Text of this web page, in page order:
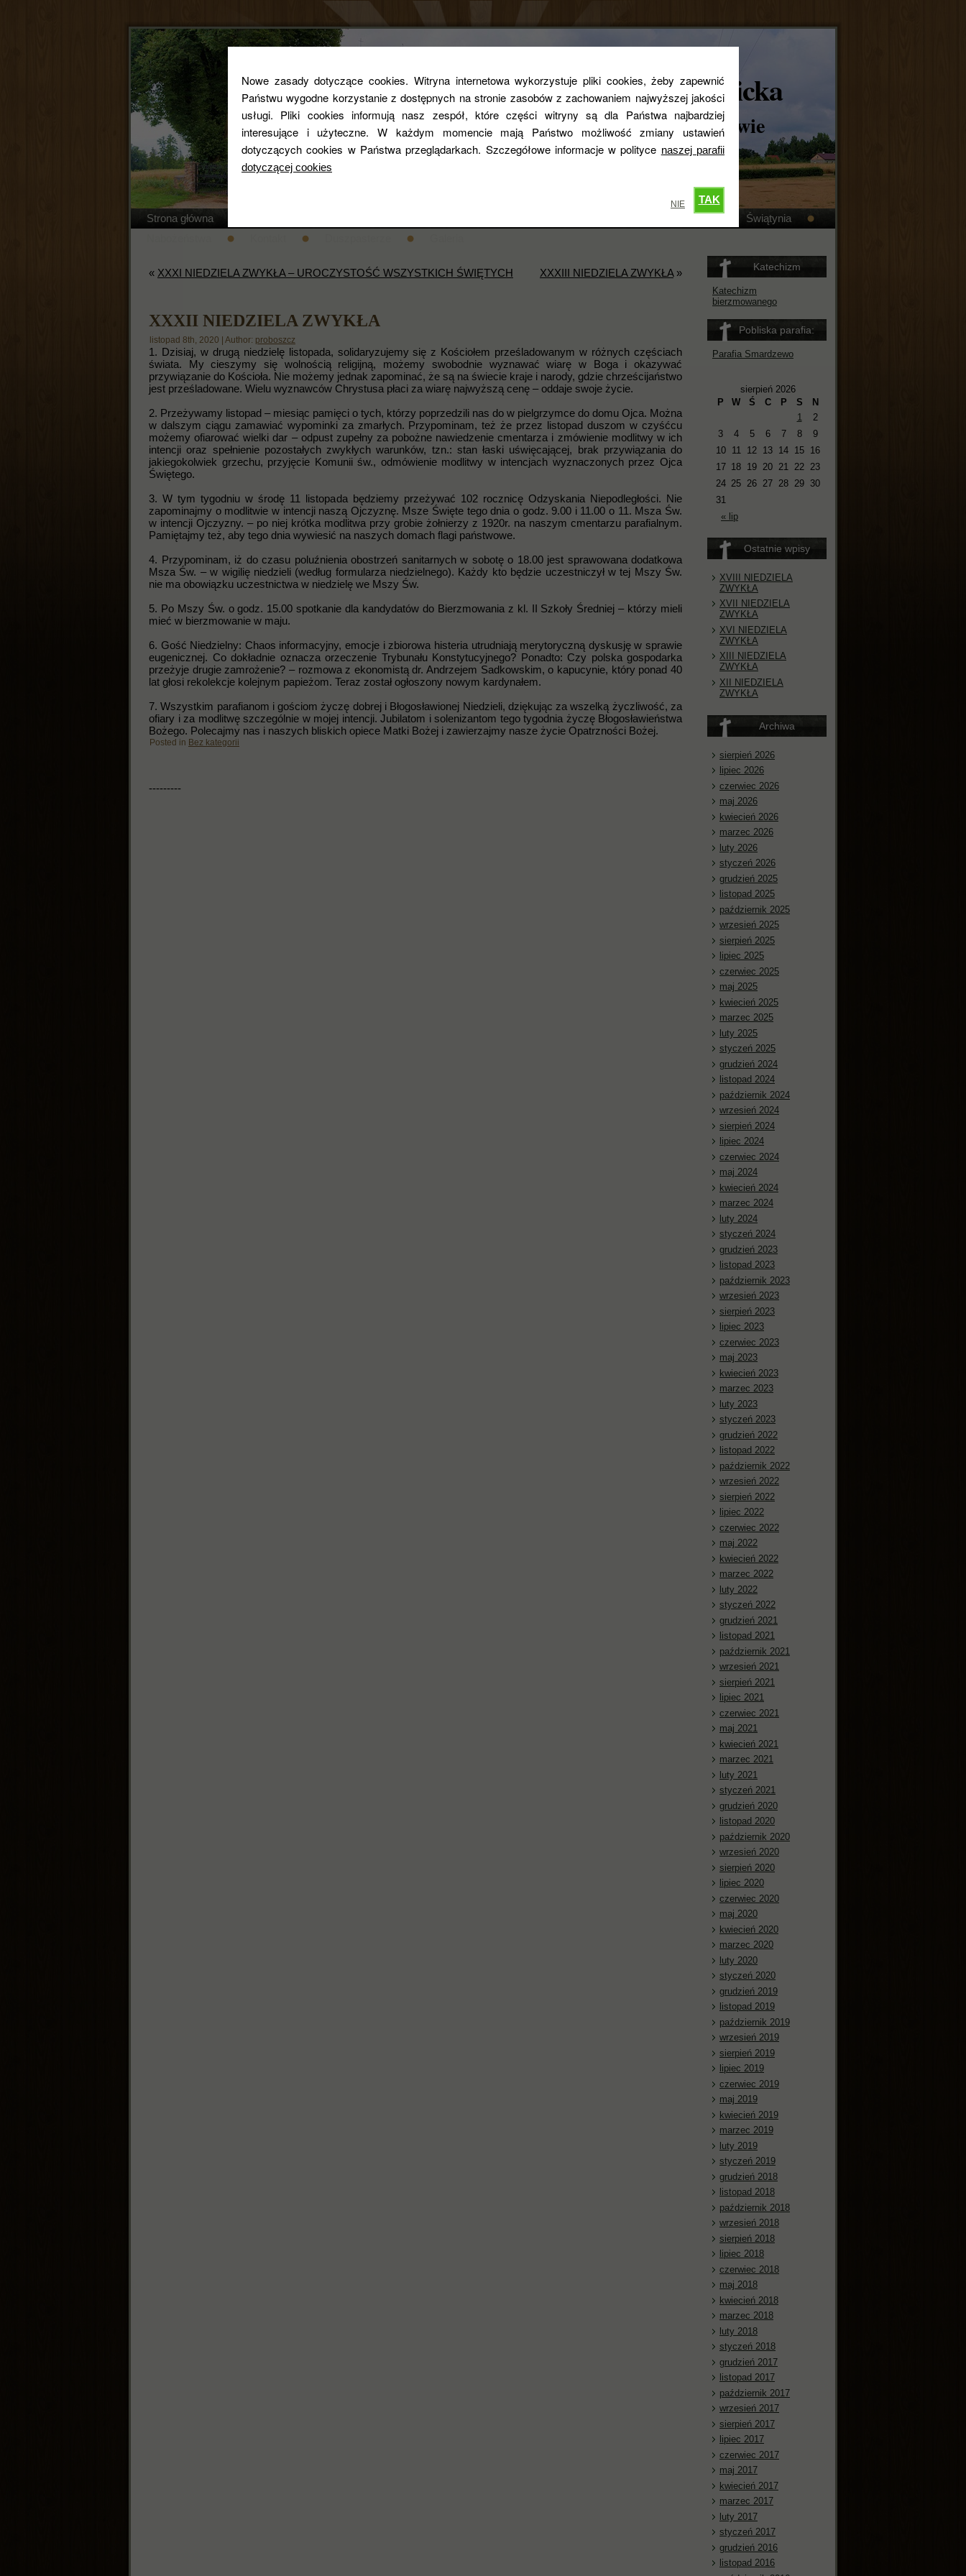
Nowe zasady dotyczące cookies. Witryna internetowa wykorzystuje pliki cookies, żeby zapewnić
Państwu wygodne korzystanie z dostępnych na stronie zasobów z zachowaniem najwyższej jakości
usługi. Pliki cookies informują nasz zespół, które części witryny są dla Państwa najbardziej
interesujące i użyteczne. W każdym momencie mają Państwo możliwość zmiany ustawień
dotyczących cookies w Państwa przeglądarkach. Szczegółowe informacje w polityce naszej parafii
dotyczącej cookies
TAK
NIE
Parafia rzymskokatolicka
pw. Św. Zygmunta w Królewie
Strona główna
Świątynia
« XXXI NIEDZIELA ZWYKŁA – UROCZYSTOŚĆ WSZYSTKICH ŚWIĘTYCH XXXIII NIEDZIELA ZWYKŁA»
XXXII NIEDZIELA ZWYKŁA
listopad 8th, 2020 | Author: proboszcz
1. Dzisiaj, w drugą niedzielę listopada, solidaryzujemy się z Kościołem prześladowanym w różnych częściach
świata. My cieszymy się wolnością religijną, możemy swobodnie wyznawać wiarę w Boga i okazywać
przywiązanie do Kościoła. Nie możemy jednak zapominać, że są na świecie kraje i narody, gdzie chrześcijaństwo
jest prześladowane. Wielu wyznawców Chrystusa płaci za wiarę najwyższą cenę – oddaje swoje życie.
2. Przeżywamy listopad – miesiąc pamięci o tych, którzy poprzedzili nas do w pielgrzymce do domu Ojca. Można
w dalszym ciągu zamawiać wypominki za zmarłych. Przypominam, też że przez listopad duszom w czyśćcu
możemy ofiarować wielki dar – odpust zupełny za pobożne nawiedzenie cmentarza i zmówienie modlitwy w ich
intencji oraz spełnienie pozostałych zwykłych warunków, tzn.: stan łaski uświęcającej, brak przywiązania do
jakiegokolwiek grzechu, przyjęcie Komunii św., odmówienie modlitwy w intencjach wyznaczonych przez Ojca
Świętego.
3. W tym tygodniu w środę 11 listopada będziemy przeżywać 102 rocznicę Odzyskania Niepodległości. Nie
zapominajmy o modlitwie w intencji naszą Ojczyznę. Msze Święte tego dnia o godz. 9.00 i 11.00 o 11. Msza Św.
w intencji Ojczyzny. – po niej krótka modlitwa przy grobie żołnierzy z 1920r. na naszym cmentarzu parafialnym.
Pamiętajmy też, aby tego dnia wywiesić na naszych domach flagi państwowe.
4. Przypominam, iż do czasu poluźnienia obostrzeń sanitarnych w sobotę o 18.00 jest sprawowana dodatkowa
Msza Św. – w wigilię niedzieli (według formularza niedzielnego). Każdy kto będzie uczestniczył w tej Mszy Św.
nie ma obowiązku uczestnictwa w niedzielę we Mszy Św.
5. Po Mszy Św. o godz. 15.00 spotkanie dla kandydatów do Bierzmowania z kl. II Szkoły Średniej – którzy mieli
mieć w bierzmowanie w maju.
6. Gość Niedzielny: Chaos informacyjny, emocje i zbiorowa histeria utrudniają merytoryczną dyskusję w sprawie
eugenicznej. Co dokładnie oznacza orzeczenie Trybunału Konstytucyjnego? Ponadto: Czy polska gospodarka
przeżyje drugie zamrożenie? – rozmowa z ekonomistą dr. Andrzejem Sadkowskim, o kapucynie, który ponad 40
lat głosi rekolekcje kolejnym papieżom. Teraz został ogłoszony nowym kardynałem.
7. Wszystkim parafianom i gościom życzę dobrej i Błogosławionej Niedzieli, dziękując za wszelką życzliwość, za
ofiary i za modlitwę szczególnie w mojej intencji. Jubilatom i solenizantom tego tygodnia życzę Błogosławieństwa
Bożego. Polecajmy nas i naszych bliskich opiece Matki Bożej i zawierzajmy nasze życie Opatrzności Bożej.
Posted in Bez kategorii
---------
Katechizm
Katechizm
bierzmowanego
Pobliska parafia:
Parafia Smardzewo
sierpień 2026
P
W Ś C P S N
« lip
1
2
3
4 5 6 7 8
9
10
11 12 13 14 15 16
17 18 19 20 21 22 23
24 25 26 27 28 29 30
31
Ostatnie wpisy
XVIII NIEDZIELA
ZWYKŁA
XVII NIEDZIELA
ZWYKŁA
XVI NIEDZIELA
ZWYKŁA
XIII NIEDZIELA
ZWYKŁA
XII NIEDZIELA
ZWYKŁA
Archiwa
sierpień 2026
lipiec 2026
czerwiec 2026
maj 2026
kwiecień 2026
marzec 2026
luty 2026
styczeń 2026
grudzień 2025
listopad 2025
październik 2025
wrzesień 2025
sierpień 2025
lipiec 2025
czerwiec 2025
maj 2025
kwiecień 2025
marzec 2025
luty 2025
styczeń 2025
grudzień 2024
listopad 2024
październik 2024
wrzesień 2024
sierpień 2024
lipiec 2024
czerwiec 2024
maj 2024
kwiecień 2024
marzec 2024
luty 2024
styczeń 2024
grudzień 2023
listopad 2023
październik 2023
wrzesień 2023
sierpień 2023
lipiec 2023
czerwiec 2023
maj 2023
kwiecień 2023
marzec 2023
luty 2023
styczeń 2023
grudzień 2022
listopad 2022
październik 2022
wrzesień 2022
sierpień 2022
lipiec 2022
czerwiec 2022
maj 2022
kwiecień 2022
marzec 2022
luty 2022
styczeń 2022
grudzień 2021
listopad 2021
październik 2021
wrzesień 2021
sierpień 2021
lipiec 2021
czerwiec 2021
maj 2021
kwiecień 2021
marzec 2021
luty 2021
styczeń 2021
grudzień 2020
listopad 2020
październik 2020
wrzesień 2020
sierpień 2020
lipiec 2020
czerwiec 2020
maj 2020
kwiecień 2020
marzec 2020
luty 2020
styczeń 2020
grudzień 2019
listopad 2019
październik 2019
wrzesień 2019
sierpień 2019
lipiec 2019
czerwiec 2019
maj 2019
kwiecień 2019
marzec 2019
luty 2019
styczeń 2019
grudzień 2018
listopad 2018
październik 2018
wrzesień 2018
sierpień 2018
lipiec 2018
czerwiec 2018
maj 2018
kwiecień 2018
marzec 2018
luty 2018
styczeń 2018
grudzień 2017
listopad 2017
październik 2017
wrzesień 2017
sierpień 2017
lipiec 2017
czerwiec 2017
maj 2017
kwiecień 2017
marzec 2017
luty 2017
styczeń 2017
grudzień 2016
listopad 2016